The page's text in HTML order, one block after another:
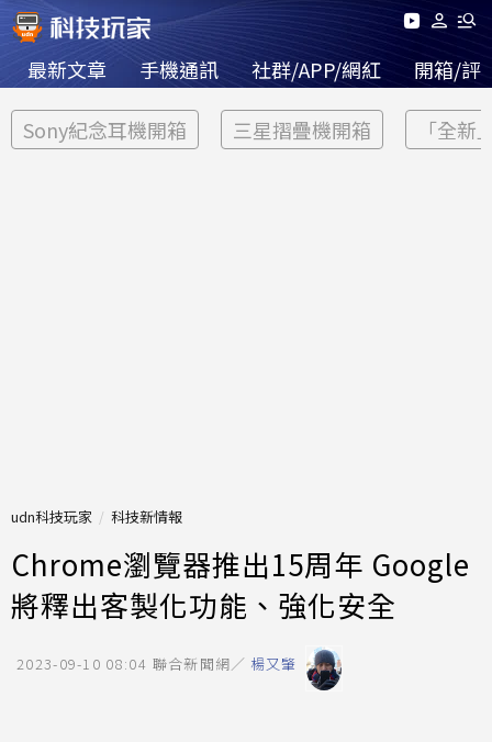
最新文章 手機通訊 社群/APP/網紅 開箱/評
Sony紀念耳機開箱 三星摺疊機開箱 「全新
udn科技玩家 科技新情報
Chrome瀏覽器推出15周年 Google
將釋出客製化功能、強化安全
2023-09-10 08:04 聯合新聞網／ 楊又肇